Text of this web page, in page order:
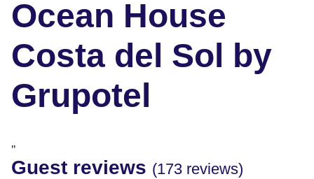
Ocean House
Costa del Sol by
Grupotel
"
Guest reviews (173 reviews)